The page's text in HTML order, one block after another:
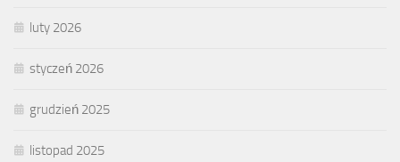
luty 2026
styczeń 2026
grudzień 2025
listopad 2025